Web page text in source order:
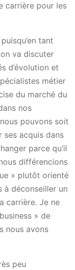
carrière pour les
tant
va discuter
d’évolution et
métier
du marché du
nos
pouvons soit
ses acquis dans
parce qu’il
différencions
» plutôt orienté
à déconseiller un
carrière. Je ne
» de
nous avons
peu